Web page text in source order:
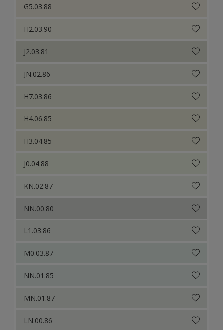
G5.03.88
H2.03.90
J2.03.81
JN.02.86
H7.03.86
H4.06.85
H3.04.85
J0.04.88
KN.02.87
NN.00.80
L1.03.86
M0.03.87
NN.01.85
MN.01.87
LN.00.86